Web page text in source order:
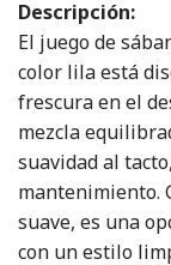
Descripción:
El juego de
color lila está
frescura en el
mezcla
suavidad al
mantenimiento.
suave, es una
con un estilo